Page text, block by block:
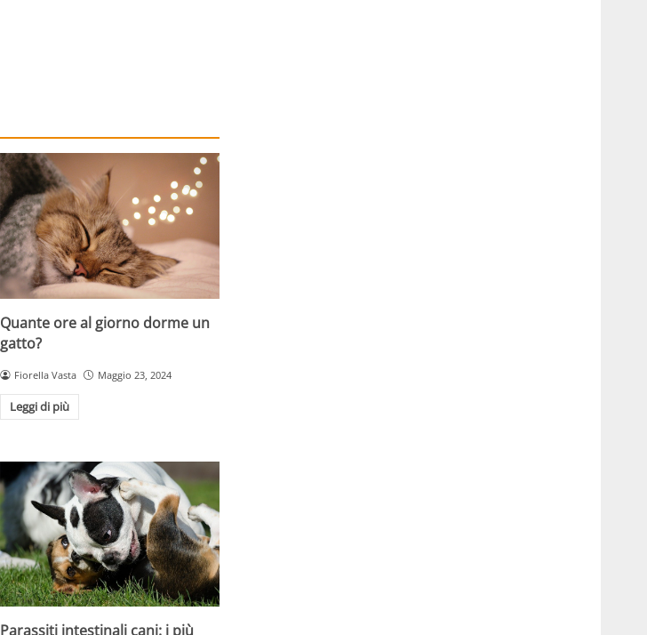
Quante ore al giorno dorme un
gatto?
Fiorella Vasta Maggio 23, 2024
Leggi di più
Parassiti intestinali cani: i più